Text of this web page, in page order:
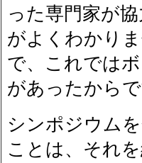
った専門家が
がよくわかり
で、これでは
があったから
シンポジウム
ことは、それ